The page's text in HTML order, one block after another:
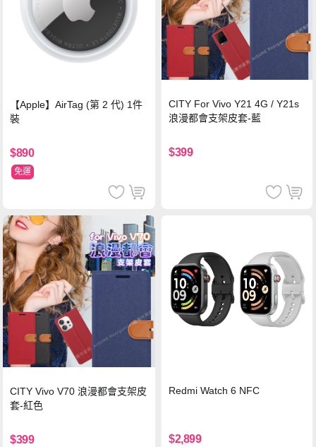
【Apple】AirTag (第 2 代) 1件
裝
$890
免運
CITY For Vivo Y21 4G / Y21s
浪漫都會支架皮套-藍
$399
CITY Vivo V70 浪漫都會支架皮
套-紅色
$399
Redmi Watch 6 NFC
$2,899